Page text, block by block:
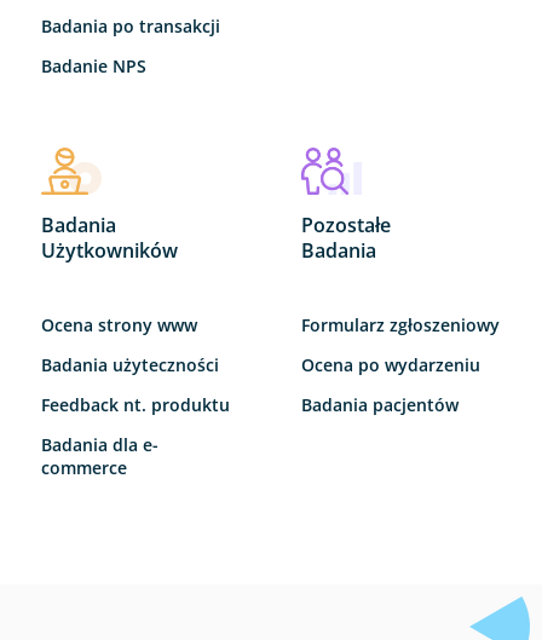
Badania po transakcji
Badanie NPS
Badania
Użytkowników
Ocena strony www
Badania użyteczności
Feedback nt. produktu
Badania dla e-
commerce
Pozostałe
Badania
Formularz zgłoszeniowy
Ocena po wydarzeniu
Badania pacjentów